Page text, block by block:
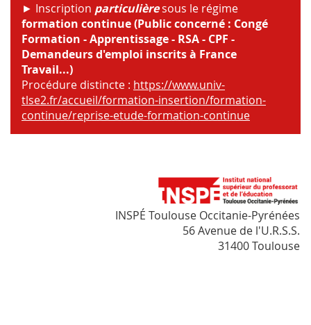
► Inscription particulièresous le régime
formation continue (Public concerné : Congé
Formation - Apprentissage - RSA - CPF -
Demandeurs d'emploi inscrits à France
Travail...)
Procédure distincte : https://www.univ-
tlse2.fr/accueil/formation-insertion/formation-
continue/reprise-etude-formation-continue
INSPÉ Toulouse Occitanie-Pyrénées
56 Avenue de l'U.R.S.S.
31400 Toulouse